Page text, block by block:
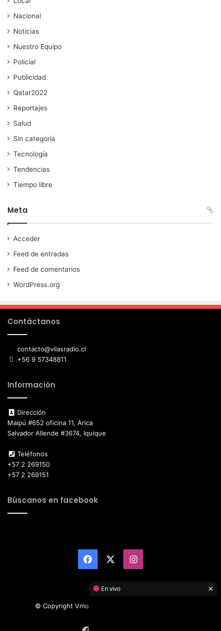
Nacional
Noticias
Nuestro Equipo
Policial
Publicidad
Qatar2022
Reportajes
Salud
Sin categoría
Tecnología
Tendencias
Tiempo libre
Meta
Acceder
Feed de entradas
Feed de comentarios
WordPress.org
Contáctanos
contacto@vilasradio.cl
+56 9 57348811
Información
Dirección
Maipú #652 oficina 11, Arica
Salvador Allende #3674, Iquique
Teléfonos
+57 2 269150
+57 2 269151
Búscanos en facebook
Facebook Instagram
© Copyright Vmotor TI 2026, All Rights Reserved
En vivo ×